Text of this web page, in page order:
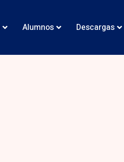
Alumnos Descargas